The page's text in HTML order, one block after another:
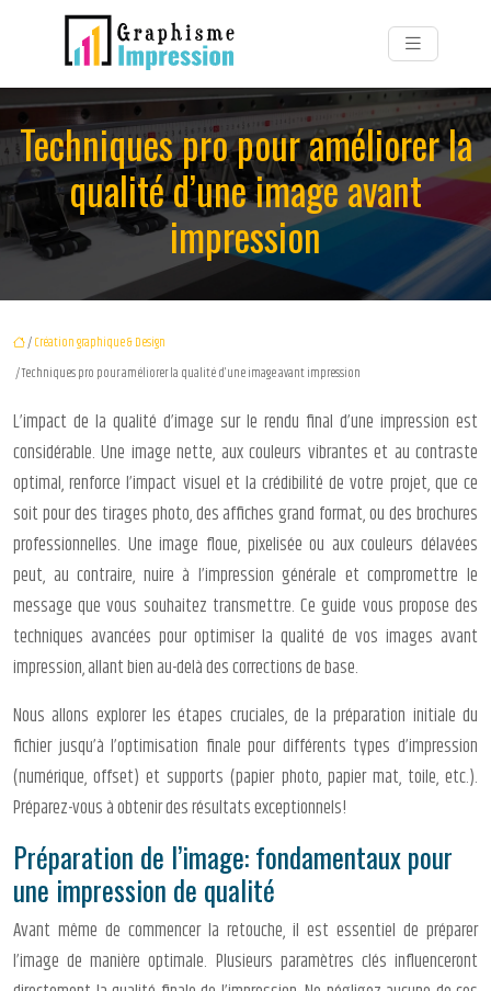
Techniques pro pour améliorer la
qualité d’une image avant
impression
/Création graphique & Design
/ Techniques pro pour améliorer la qualité d’une image avant impression
L’impact de la qualité d’image sur le rendu final d’une impression est
considérable. Une image nette, aux couleurs vibrantes et au contraste
optimal, renforce l’impact visuel et la crédibilité de votre projet, que ce
soit pour des tirages photo, des affiches grand format, ou des brochures
professionnelles. Une image floue, pixelisée ou aux couleurs délavées
peut, au contraire, nuire à l’impression générale et compromettre le
message que vous souhaitez transmettre. Ce guide vous propose des
techniques avancées pour optimiser la qualité de vos images avant
impression, allant bien au-delà des corrections de base.
Nous allons explorer les étapes cruciales, de la préparation initiale du
fichier jusqu’à l’optimisation finale pour différents types d’impression
(numérique, offset) et supports (papier photo, papier mat, toile, etc.).
Préparez-vous à obtenir des résultats exceptionnels!
Préparation de l’image: fondamentaux pour
une impression de qualité
Avant même de commencer la retouche, il est essentiel de préparer
l’image de manière optimale. Plusieurs paramètres clés influenceront